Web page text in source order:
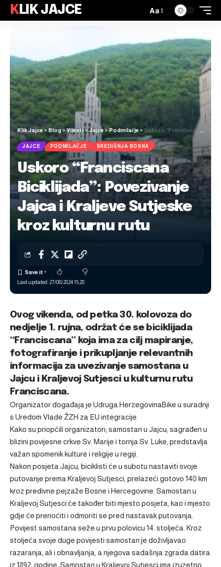
KLIK JAJCE Aa
Klik Jajce >Blog>Vijesti>Jajce > Podmilačje > Uskoro “Franciscana Biciklijada”: Povezivanje Jajca i Kraljeve Sutjeske kroz kulturnu rutu
JAJCE PODMILAČJE SREDIŠNJA BOSNA
Uskoro “Franciscana
Biciklijada”: Povezivanje
Jajca i Kraljeve Sutjeske
kroz kulturnu rutu
Last updated: 27/08/2024 15:28
Ovog vikenda, od petka 30. kolovoza do
nedjelje 1. rujna, održat će se biciklijada
“Franciscana” koja ima za cilj mapiranje,
fotografiranje i prikupljanje relevantnih
informacija za uvezivanje samostana u
Jajcu i Kraljevoj Sutjesci u kulturnu rutu
Franciscana.
Organizator događaja je Udruga HerzegovinaBike u suradnji
s Uredom Vlade ŽZH za EU integracije.
Kako su priopćili organizatori, samostan u Jajcu, sagrađen u
blizini povijesne crkve Sv. Marije i tornja Sv. Luke, predstavlja
važan spomenik kulture i religije u regiji.
Nakon posjeta Jajcu, biciklisti će u subotu nastaviti svoje
putovanje prema Kraljevoj Sutjesci, prelazeći gotovo 140 km
kroz predivne pejzaže Bosne i Hercegovine. Samostan u
Kraljevoj Sutjesci će također biti mjesto posjeta, kao i mjesto
gdje će prenoćiti i odmoriti se pred nastavak putovanja.
Povijest samostana seže u prvu polovicu 14. stoljeća. Kroz
stoljeća svoje duge povijesti samostan je doživljavao
razaranja, ali i obnavljanja, a njegova sadašnja zgrada datira
iz 1892. godine. Samostan u Kraljevoj Sutjesci ima izuzetno